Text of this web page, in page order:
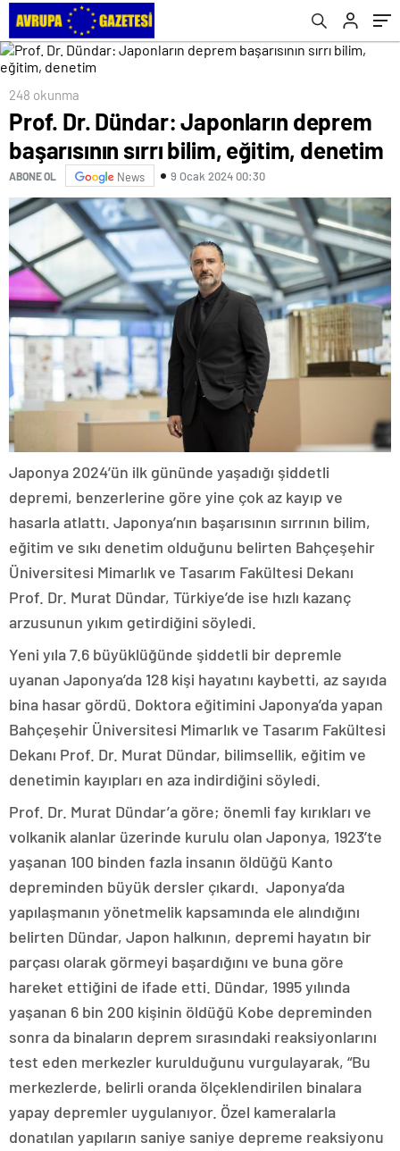
248 okunma
Prof. Dr. Dündar: Japonların deprem
başarısının sırrı bilim, eğitim, denetim
ABONE OL News 9 Ocak 2024 00:30
Japonya 2024’ün ilk gününde yaşadığı şiddetli
depremi, benzerlerine göre yine çok az kayıp ve
hasarla atlattı. Japonya’nın başarısının sırrının bilim,
eğitim ve sıkı denetim olduğunu belirten Bahçeşehir
Üniversitesi Mimarlık ve Tasarım Fakültesi Dekanı
Prof. Dr. Murat Dündar, Türkiye’de ise hızlı kazanç
arzusunun yıkım getirdiğini söyledi.
Yeni yıla 7.6 büyüklüğünde şiddetli bir depremle
uyanan Japonya’da 128 kişi hayatını kaybetti, az sayıda
bina hasar gördü. Doktora eğitimini Japonya’da yapan
Bahçeşehir Üniversitesi Mimarlık ve Tasarım Fakültesi
Dekanı Prof. Dr. Murat Dündar, bilimsellik, eğitim ve
denetimin kayıpları en aza indirdiğini söyledi.
Prof. Dr. Murat Dündar’a göre; önemli fay kırıkları ve
volkanik alanlar üzerinde kurulu olan Japonya, 1923’te
yaşanan 100 binden fazla insanın öldüğü Kanto
depreminden büyük dersler çıkardı. Japonya’da
yapılaşmanın yönetmelik kapsamında ele alındığını
belirten Dündar, Japon halkının, depremi hayatın bir
parçası olarak görmeyi başardığını ve buna göre
hareket ettiğini de ifade etti. Dündar, 1995 yılında
yaşanan 6 bin 200 kişinin öldüğü Kobe depreminden
sonra da binaların deprem sırasındaki reaksiyonlarını
test eden merkezler kurulduğunu vurgulayarak, “Bu
merkezlerde, belirli oranda ölçeklendirilen binalara
yapay depremler uygulanıyor. Özel kameralarla
donatılan yapıların saniye saniye depreme reaksiyonu